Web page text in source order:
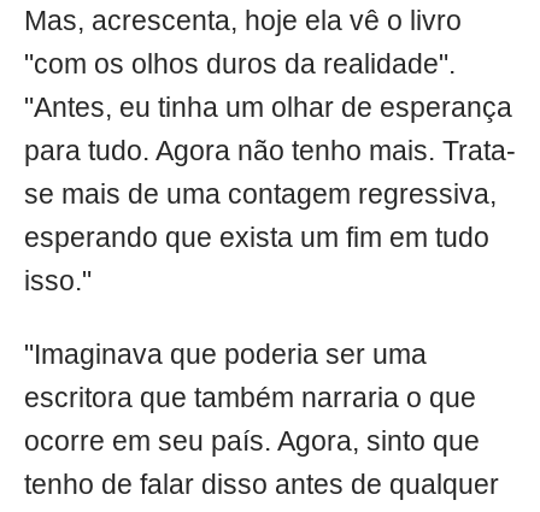
Mas, acrescenta, hoje ela vê o livro
"com os olhos duros da realidade".
"Antes, eu tinha um olhar de esperança
para tudo. Agora não tenho mais. Trata-
se mais de uma contagem regressiva,
esperando que exista um fim em tudo
isso."
"Imaginava que poderia ser uma
escritora que também narraria o que
ocorre em seu país. Agora, sinto que
tenho de falar disso antes de qualquer